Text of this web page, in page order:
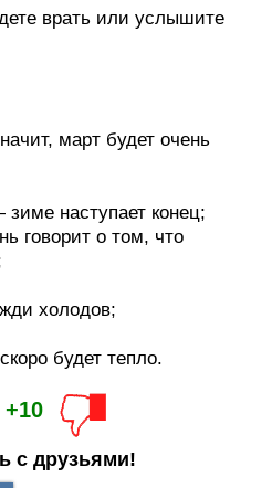
врать или услышите
март будет очень
наступает конец;
говорит о том, что
холодов;
будет тепло.
+10
с друзьями!